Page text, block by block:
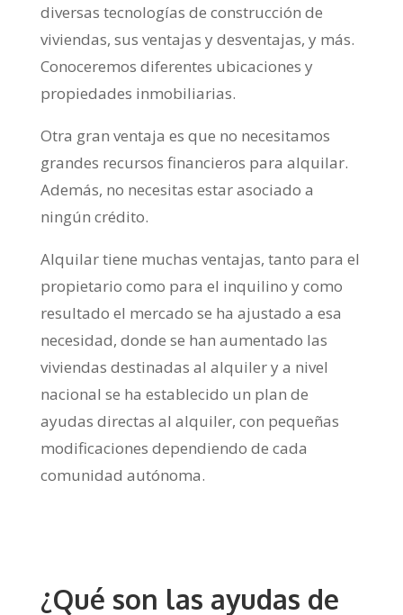
diversas tecnologías de construcción de
viviendas, sus ventajas y desventajas, y más.
Conoceremos diferentes ubicaciones y
propiedades inmobiliarias.
Otra gran ventaja es que no necesitamos
grandes recursos financieros para alquilar.
Además, no necesitas estar asociado a
ningún crédito.
Alquilar tiene muchas ventajas, tanto para el
propietario como para el inquilino y como
resultado el mercado se ha ajustado a esa
necesidad, donde se han aumentado las
viviendas destinadas al alquiler y a nivel
nacional se ha establecido un plan de
ayudas directas al alquiler, con pequeñas
modificaciones dependiendo de cada
comunidad autónoma.
¿Qué son las ayudas de